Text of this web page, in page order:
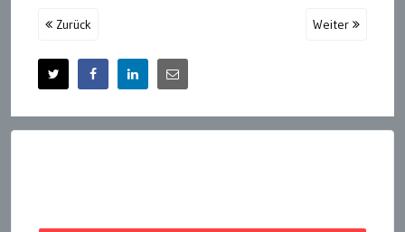
Zurück Weiter